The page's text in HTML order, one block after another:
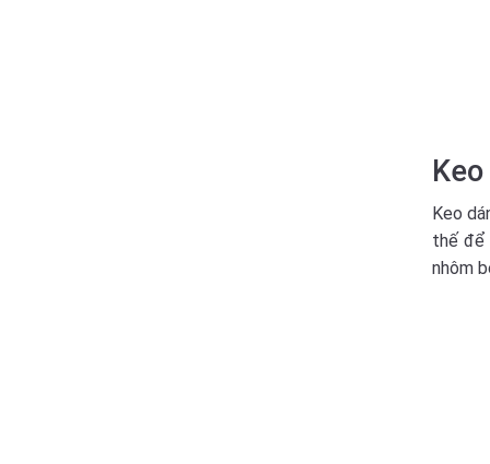
Keo
thế để
nhôm